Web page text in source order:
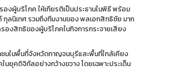
งผู้บริโภค ให้เกียรติเป็นประธานในพิธี พร้อม
ลนิเทศ รวมถึงทีมงานของ พลเอกสิทธิชัย มาก
องสิทธิของผู้บริโภคในกิจการกระจายเสียง
ชนในพื้นที่จังหวัดกาญจนบุรีและพื้นที่ใกล้เคียง
ยุคดิจิทัลอย่างกว้างขวาง โดยเฉพาะประเด็น